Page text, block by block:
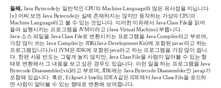
둘째,Java Bytecode는 일반적인 CPU의 Machine Language와 많은 유사점을 지닙니다
[v] 어찌 보면 Java Bytecode는 실제 존재하지는 않지만 동작하는 가상의 CPU의
Machine Language라고 볼 수 있는 것입니다 이러한 이유에서 Java Class File을 읽어
들여 실행시키는 프로그램을JVM이라고 (Java Virtual Machine)부릅니다
Java 소스 파일을 Java Class File로 변환시키는 프로그램을 Java Compiler라고 부르며
가장 많이 쓰는 Java Compiler는JDK(Java Development Kit)에 포함된 javac라고 하는
프로그램입니다. [vi] JVM은JDK에 포함된 java라고 하는 프로그램을 가장 많이 씁니
다 한편 사용 빈도는 그렇게 높지 않지만, Java Class File을 사람이 알아볼 수 있는 형
태로 변환해서 그 내용을 보고 싶은 경우도 있습니다 이런 일을 하는 프로그램을Java
Bytecode Disassembler[vii]라고 부르며 , JDK에는 Java Bytecode Disassembler인 javap가
포함돼 있습니다 .혹은, Eclipse나Intellij IDEA 같은 IDE에서 Java Class File을 로드하
면 사람이 알아볼 수 있는 형태로 변환해 보여줍니다